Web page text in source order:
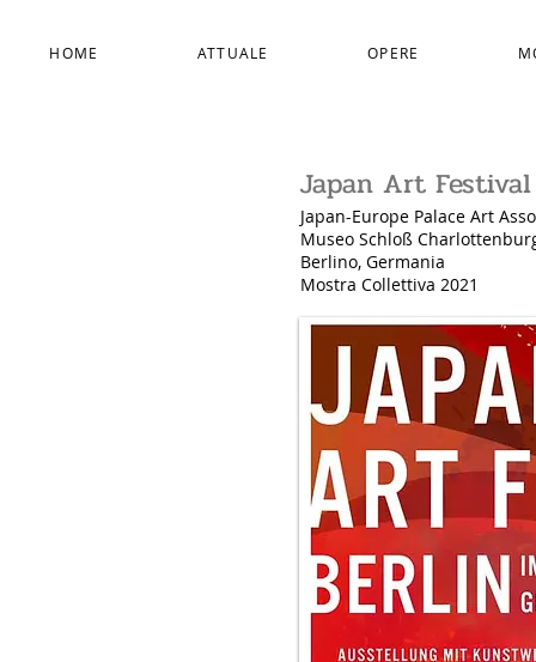
HOME ATTUALE OPERE
Japan Art Festival
Japan-Europe Palace Art
Museo Schloß
Berlino, Germania
Mostra Collettiva 2021